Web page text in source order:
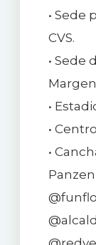
• Sede
CVS.
• Sede
•
•
•